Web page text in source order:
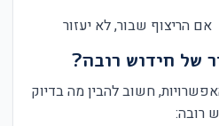
אם הריצוף שבור, לא יעזור
של חידוש רובה?
חשוב להבין מה בדיוק
רובה: